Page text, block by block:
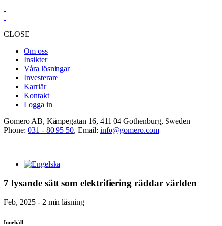
CLOSE
Om oss
Insikter
Våra lösningar
Investerare
Karriär
Kontakt
Logga in
Gomero AB, Kämpegatan 16, 411 04 Gothenburg, Sweden
Phone: 031 - 80 95 50, Email: info@gomero.com
7 lysande sätt som elektrifiering räddar världen
Feb, 2025 - 2 min läsning
Innehåll